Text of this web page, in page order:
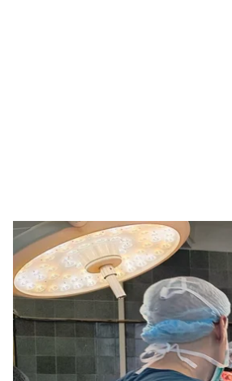
Львівські кардіохірурги
відбулася 30 квітня — і стала
Святого Миколая.
Про це
повідомилив Першому
Назар важко хворів кілька
переніс важку ковідну